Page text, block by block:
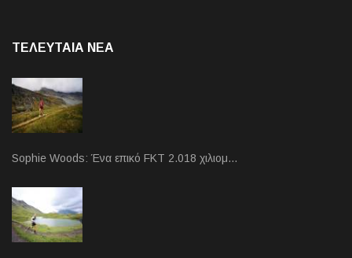
ΤΕΛΕΥΤΑΙΑ NEA
Sophie Woods: Ένα επικό FKT 2.018 χιλιομ…